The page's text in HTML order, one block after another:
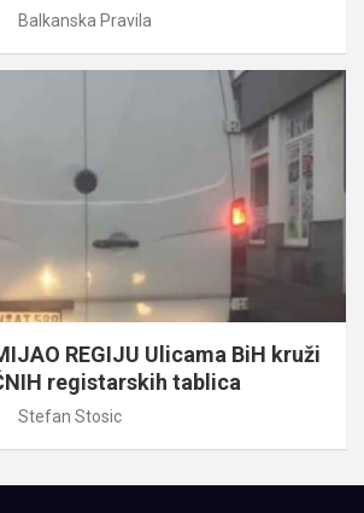
Balkanska Pravila
REGIJU Ulicama BiH kruži
registarskih tablica
Stefan Stosic